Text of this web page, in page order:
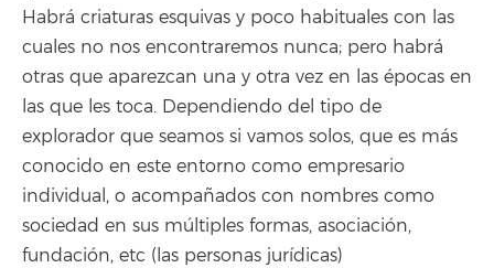
Habrá criaturas esquivas y poco habituales con las
cuales no nos encontraremos nunca; pero habrá
otras que aparezcan una y otra vez en las épocas en
las que les toca. Dependiendo del tipo de
explorador que seamos si vamos solos, que es más
conocido en este entorno como empresario
individual, o acompañados con nombres como
sociedad en sus múltiples formas, asociación,
fundación, etc (las personas jurídicas)